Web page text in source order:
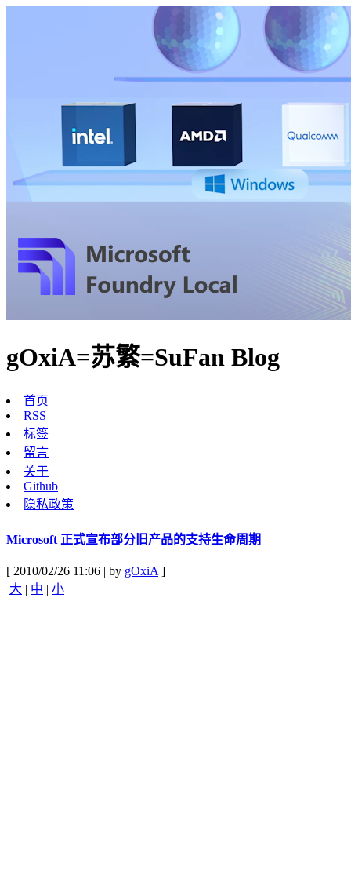
gOxiA=苏繁=SuFan Blog
首页
RSS
标签
留言
关于
Github
隐私政策
Microsoft 正式宣布部分旧产品的支持生命周期
[ 2010/02/26 11:06 | by gOxiA]
大 | 中 | 小